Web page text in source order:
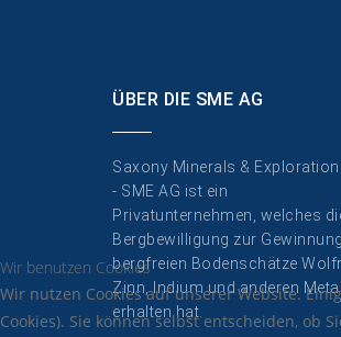
ÜBER DIE SME AG
Saxony Minerals & Exploration
- SME AG ist ein
Privatunternehmen, welches
Bergbewilligung zur
bergfreien Bodenschätze
Zinn, Indium und anderen
erhalten hat.
Wir benutzen Cookies
Wir nutzen Cookies auf unserer Website.
Cookies). Sie können selbst entscheiden, ob